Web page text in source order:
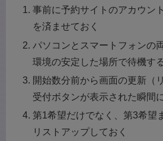
事前に予約サイトのアカウン
を済ませておく
パソコンとスマートフォンの
環境の安定した場所で待機す
開始数分前から画面の更新（
受付ボタンが表示された瞬間
第1希望だけでなく、第3希望
リストアップしておく